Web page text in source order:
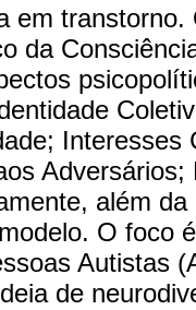
em
da
além
O foco
Autistas
de